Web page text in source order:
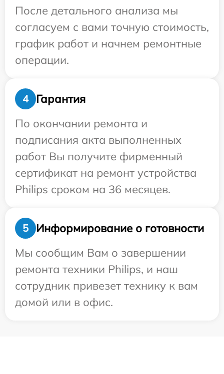
После детального анализа мы
согласуем с вами точную стоимость,
график работ и начнем ремонтные
операции.
4
Гарантия
По окончании ремонта и
подписания акта выполненных
работ Вы получите фирменный
сертификат на ремонт устройства
Philips сроком на 36 месяцев.
5
Информирование о готовности
Мы сообщим Вам о завершении
ремонта техники Philips, и наш
сотрудник привезет технику к вам
домой или в офис.